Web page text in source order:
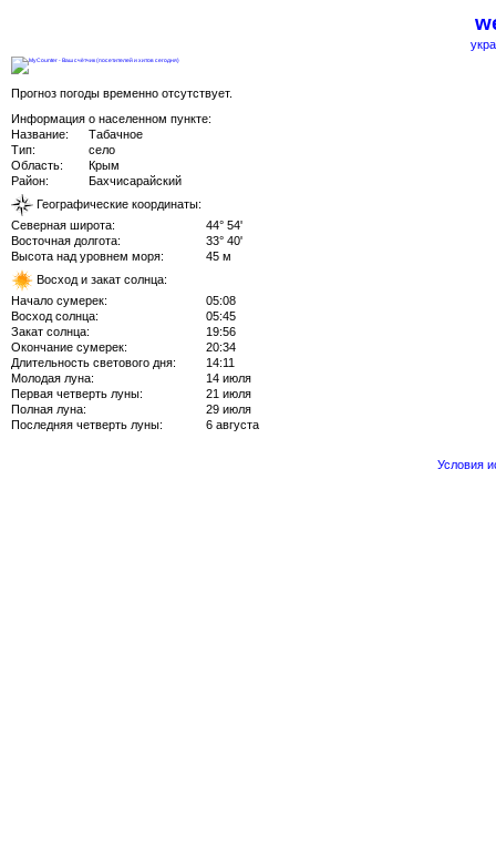
Прогноз погоды временно отсутствует.
Информация о населенном пункте:
Название:
Табачное
Тип:
село
Область:
Крым
Район:
Бахчисарайский
Географические координаты:
Северная широта:
44° 54'
Восточная долгота:
33° 40'
Высота над уровнем моря:
45 м
Восход и закат солнца:
Начало сумерек:
05:08
Восход солнца:
05:45
Закат солнца:
19:56
Окончание сумерек:
20:34
Длительность светового дня:
14:11
Молодая луна:
14 июля
Первая четверть луны:
21 июля
Полная луна:
29 июля
Последняя четверть луны:
6 августа
Условия